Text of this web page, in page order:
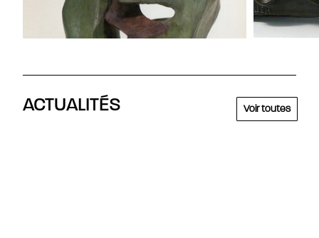
ACTUALITÉS Voir toutes